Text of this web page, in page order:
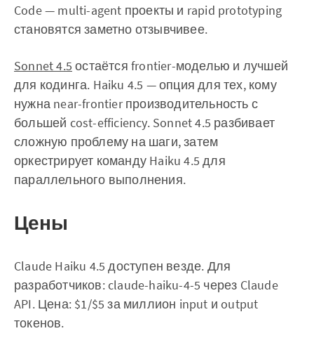
Code — multi-agent проекты и rapid prototyping
становятся заметно отзывчивее.
Sonnet 4.5 остаётся frontier-моделью и лучшей
для кодинга. Haiku 4.5 — опция для тех, кому
нужна near-frontier производительность с
большей cost-efficiency. Sonnet 4.5 разбивает
сложную проблему на шаги, затем
оркестрирует команду Haiku 4.5 для
параллельного выполнения.
Цены
Claude Haiku 4.5 доступен везде. Для
разработчиков: claude-haiku-4-5 через Claude
API. Цена: $1/$5 за миллион input и output
токенов.